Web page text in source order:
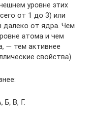
уровне этих
от 1 до 3) или
от ядра. Чем
атома и чем
— тем активнее
свойства).
Б, В, Г.